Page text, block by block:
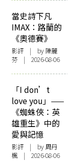
當史詩下凡
IMAX：路蘭的
《奧德賽》
影評 | by 陳麗
芬 | 2026-08-06
「I don’t
love you」——
《蜘蛛俠：英
雄重生》中的
愛與記憶
影評 | by周丹
楓 | 2026-08-06